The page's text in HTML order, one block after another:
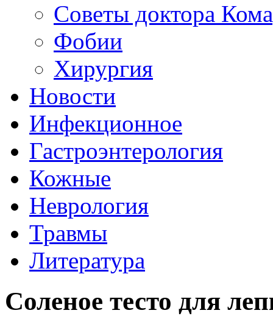
Советы доктора
Фобии
Хирургия
Новости
Инфекционное
Гастроэнтерология
Кожные
Неврология
Травмы
Литература
Соленое тесто для